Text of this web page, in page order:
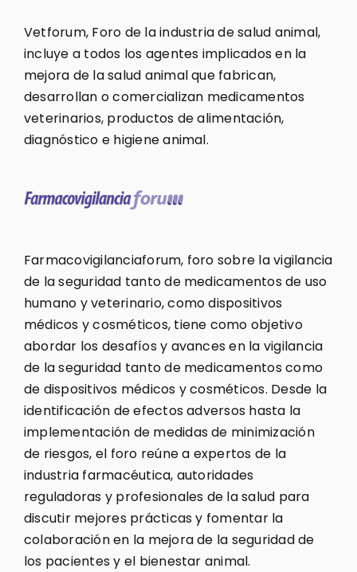
Vetforum, Foro de la industria de salud animal,
incluye a todos los agentes implicados en la
mejora de la salud animal que fabrican,
desarrollan o comercializan medicamentos
veterinarios, productos de alimentación,
diagnóstico e higiene animal.
Farmacovigilanciaforum, foro sobre la vigilancia
de la seguridad tanto de medicamentos de uso
humano y veterinario, como dispositivos
médicos y cosméticos, tiene como objetivo
abordar los desafíos y avances en la vigilancia
de la seguridad tanto de medicamentos como
de dispositivos médicos y cosméticos. Desde la
identificación de efectos adversos hasta la
implementación de medidas de minimización
de riesgos, el foro reúne a expertos de la
industria farmacéutica, autoridades
reguladoras y profesionales de la salud para
discutir mejores prácticas y fomentar la
colaboración en la mejora de la seguridad de
los pacientes y el bienestar animal.